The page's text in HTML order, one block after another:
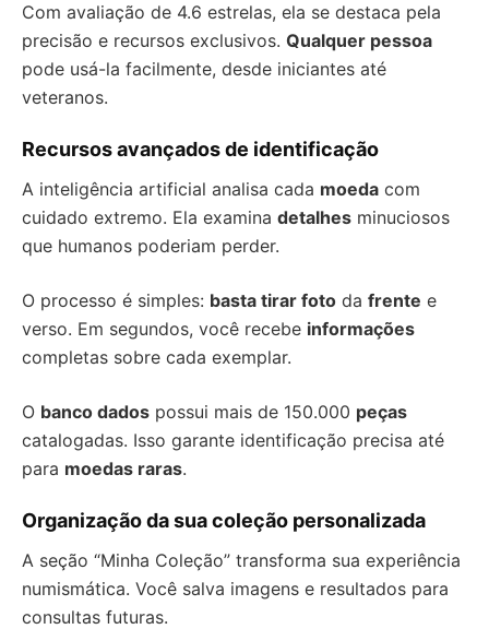
Com avaliação de 4.6 estrelas, ela se destaca pela
precisão e recursos exclusivos. Qualquer pessoa
pode usá-la facilmente, desde iniciantes até
veteranos.
Recursos avançados de identificação
A inteligência artificial analisa cada moeda com
cuidado extremo. Ela examina detalhes minuciosos
que humanos poderiam perder.
O processo é simples: basta tirar foto da frente e
verso. Em segundos, você recebe informações
completas sobre cada exemplar.
O banco dados possui mais de 150.000 peças
catalogadas. Isso garante identificação precisa até
para moedas raras.
Organização da sua coleção personalizada
A seção “Minha Coleção” transforma sua experiência
numismática. Você salva imagens e resultados para
consultas futuras.